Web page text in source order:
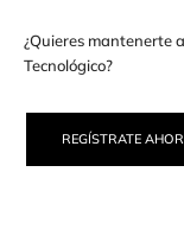
¿Quieres mantenerte
Tecnológico?
REGÍSTRATE